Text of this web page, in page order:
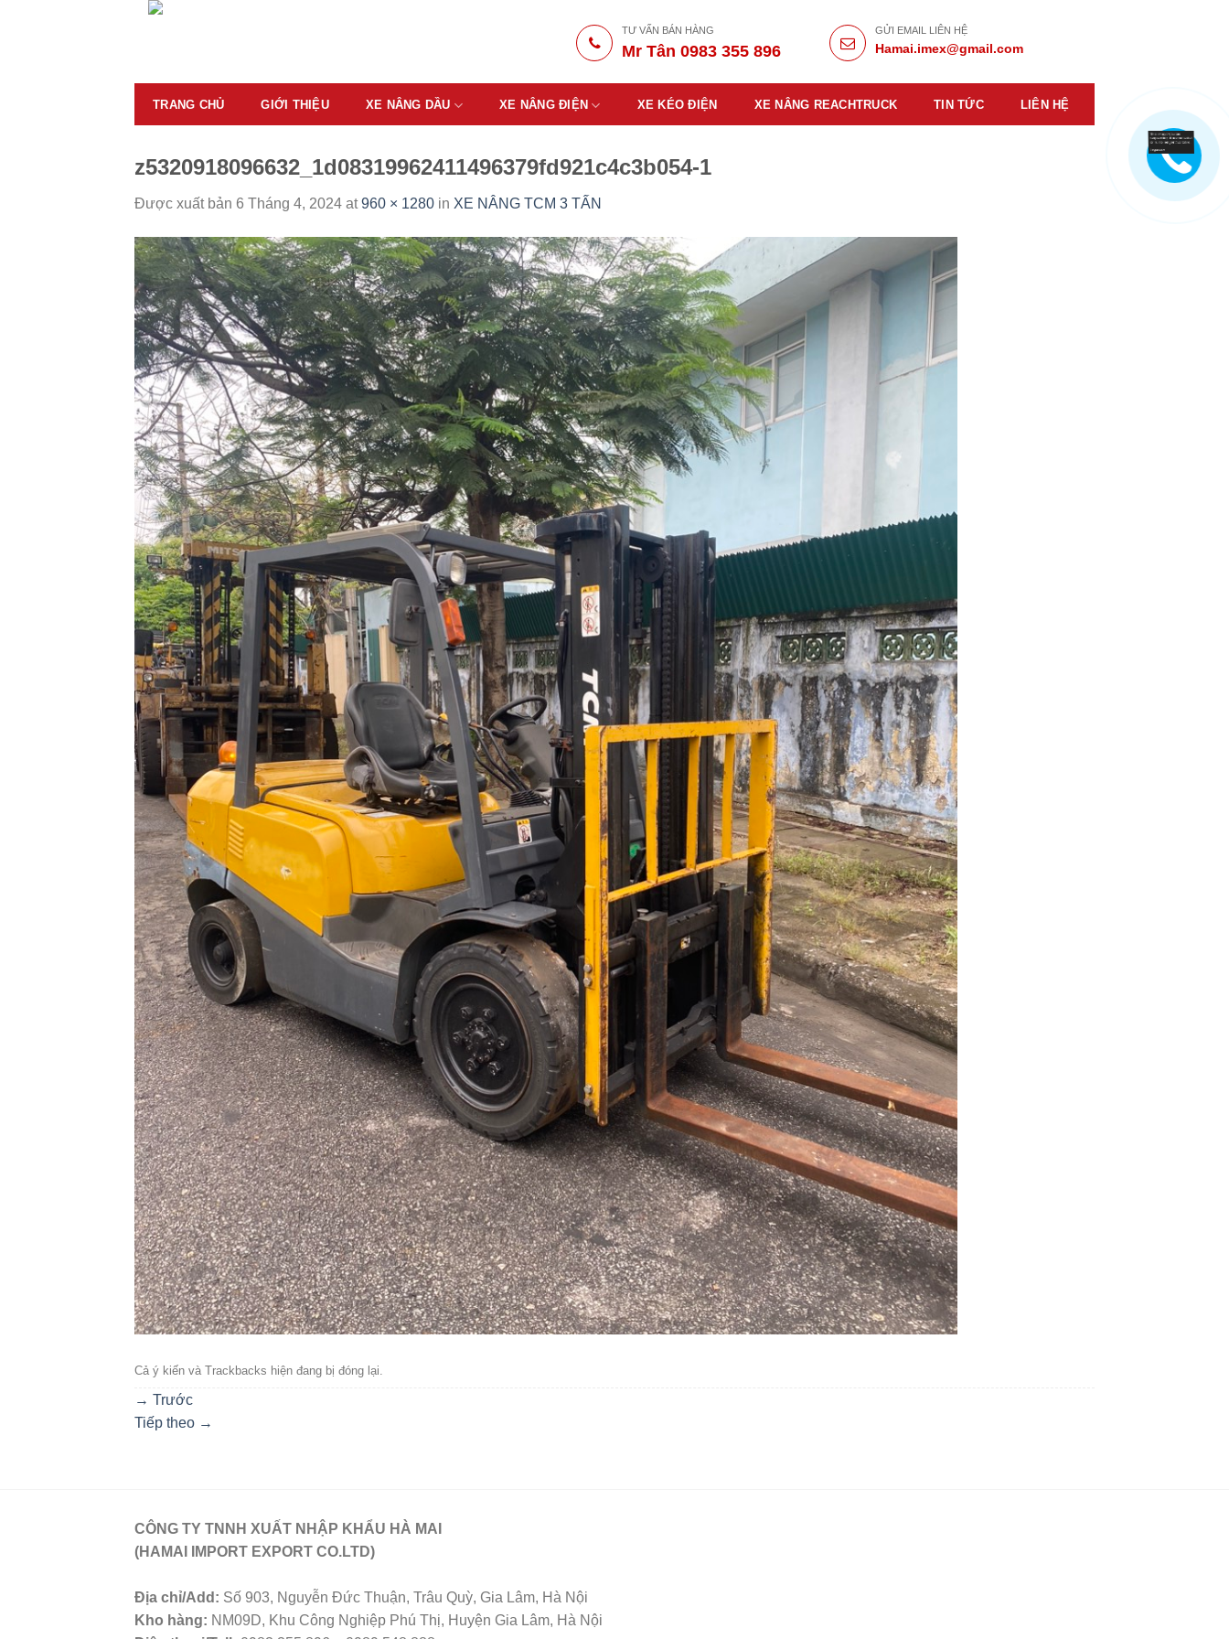
TƯ VẤN BÁN HÀNG
Mr Tân 0983 355 896
GỬI EMAIL LIÊN HỆ
Hamai.imex@gmail.com
TRANG CHỦ GIỚI THIỆU XE NÂNG DẦU XE NÂNG ĐIỆN XE KÉO ĐIỆN XE NÂNG REACHTRUCK TIN TỨC LIÊN HỆ
z5320918096632_1d08319962411496379fd921c4c3b054-1
Được xuất bản 6 Tháng 4, 2024 at960 × 1280 in XE NÂNG TCM 3 TẤN
Cả ý kiến ​​và Trackbacks hiện đang bị đóng lại.
→ Trước
Tiếp theo →
CÔNG TY TNNH XUẤT NHẬP KHẨU HÀ MAI
(HAMAI IMPORT EXPORT CO.LTD)
Địa chỉ/Add: Số 903, Nguyễn Đức Thuận, Trâu Quỳ, Gia Lâm, Hà Nội
Kho hàng: NM09D, Khu Công Nghiệp Phú Thị, Huyện Gia Lâm, Hà Nội